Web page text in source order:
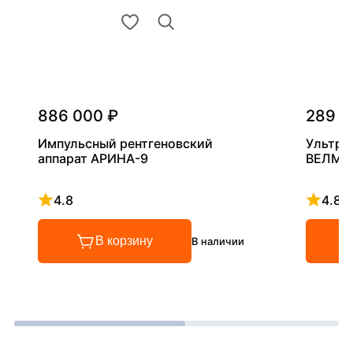
886 000 ₽
Импульсный рентгеновский
аппарат АРИНА-9
4.8
Рейтинг 4.8 из 5
В корзину В наличии
289
4.8